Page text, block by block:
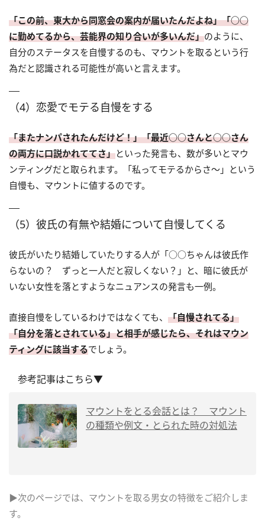
「この前、東大から同窓会の案内が届いたんだよね」「○○
に勤めてるから、芸能界の知り合いが多いんだ」のように、
自分のステータスを自慢するのも、マウントを取るという行
為だと認識される可能性が高いと言えます。
（4）恋愛でモテる自慢をする
「またナンパされたんだけど！」「最近○○さんと○○さん
の両方に口説かれててさ」といった発言も、数が多いとマウ
ンティングだと取られます。「私ってモテるからさ～」という
自慢も、マウントに値するのです。
（5）彼氏の有無や結婚について自慢してくる
彼氏がいたり結婚していたりする人が「○○ちゃんは彼氏作
らないの？ ずっと一人だと寂しくない？」と、暗に彼氏が
いない女性を落とすようなニュアンスの発言も一例。
直接自慢をしているわけではなくても、 「自慢されてる」
「自分を落とされている」と相手が感じたら、それはマウン
ティングに該当するでしょう。
参考記事はこちら▼
マウントをとる会話とは？ マウント
の種類や例文・とられた時の対処法
▶次のページでは、マウントを取る男女の特徴をご紹介しま
す。